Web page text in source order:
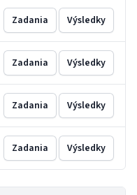
Zadania Výsledky
Zadania Výsledky
Zadania Výsledky
Zadania Výsledky